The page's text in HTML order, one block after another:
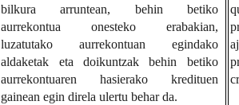
bilkura arruntean, behin betiko
aurrekontua onesteko erabakian,
luzatutako aurrekontuan egindako
aldaketak eta doikuntzak behin betiko
aurrekontuaren hasierako kredituen
gainean egin direla ulertu behar da.